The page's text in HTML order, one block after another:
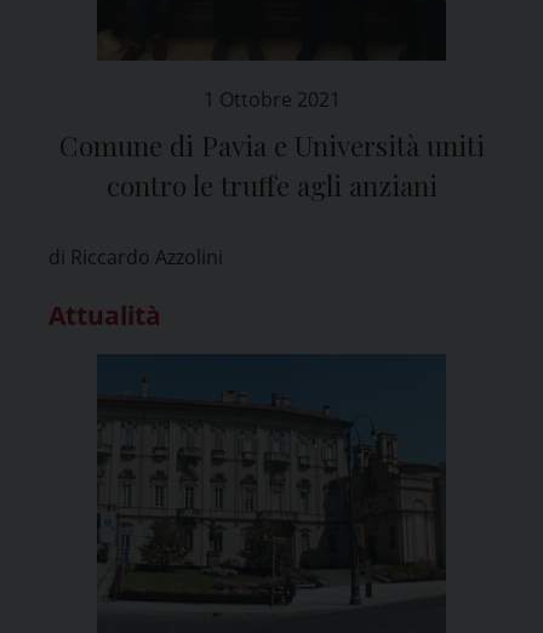
1 Ottobre 2021
Comune di Pavia e Università uniti
contro le truffe agli anziani
di Riccardo Azzolini
Attualità